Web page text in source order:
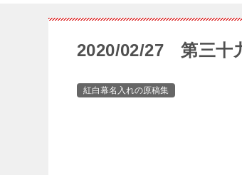
2020/02/27 第三十
紅白幕名入れの原稿集